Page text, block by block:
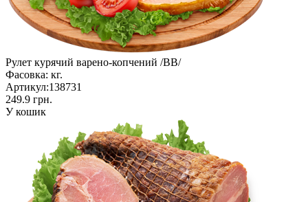
Рулет курячий варено-копчений /ВВ/
Фасовка: кг.
Артикул:138731
249.9 грн.
У кошик